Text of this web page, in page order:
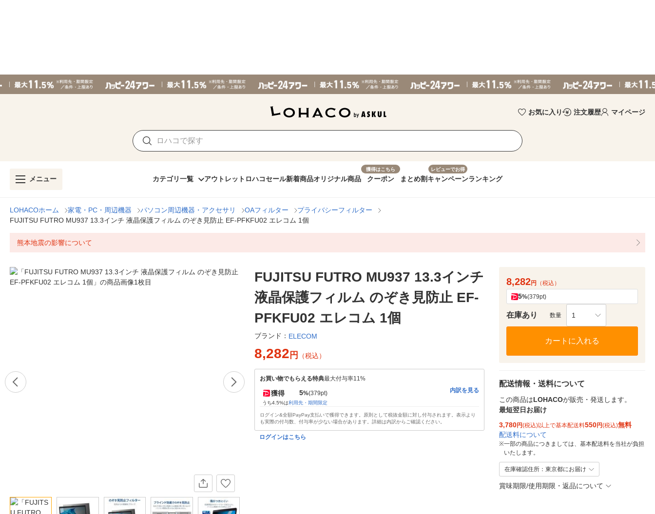
お気に入り 注文履歴 マイページ
メニュー カテゴリ一覧 アウトレット ロハコセール新着商品オリジナル商品
獲得はこちら
クーポン まとめ割
レビューでお得
キャンペーンランキング
LOHACOホーム 家電・PC・周辺機器 パソコン周辺機器・アクセサリ OAフィルター
プライバシーフィルター
FUJITSU FUTRO MU937 13.3インチ 液晶保護フィルム のぞき見防止 EF-PFKFU02 エレコム 1個
熊本地震の影響について
FUJITSU FUTRO MU937 13.3インチ
液晶保護フィルム のぞき見防止 EF-
PFKFU02 エレコム 1個
ブランド： ELECOM
8,282 円 （税込）
お買い物でもらえる特典最大付与率11%
獲得 5%(379pt)
うち4.5%は利用先・期間限定
内訳を見る
ログイン&全額PayPay支払いで獲得できます。原則として税抜金額に対し付与されます。表示より
も実際の付与数、付与率が少ない場合があります。詳細は内訳からご確認ください。
ログインはこちら
8,282円 （税込）
5%(379pt)
在庫あり 数量 1
カートに入れる
配送情報・送料について
この商品はLOHACOが販売・発送します。
最短翌日お届け
3,780円(税込)以上で基本配送料550円(税込)無料
配送料について
※一部の商品につきましては、基本配送料を当社が負担
いたします。
在庫確認住所：東京都にお届け
賞味期限/使用期限・返品について